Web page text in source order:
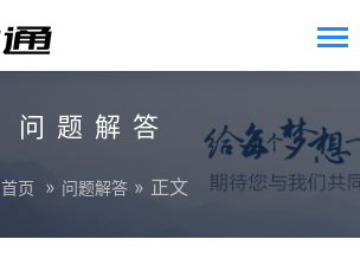
问题解答
首页 » 问题解答 » 正文